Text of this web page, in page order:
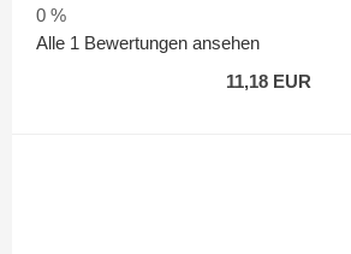
0 %
Alle 1 Bewertungen ansehen
11,18 EUR